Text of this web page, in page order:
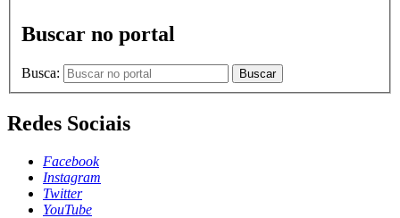
Buscar no portal
Busca: Buscar
Redes Sociais
Facebook
Instagram
Twitter
YouTube